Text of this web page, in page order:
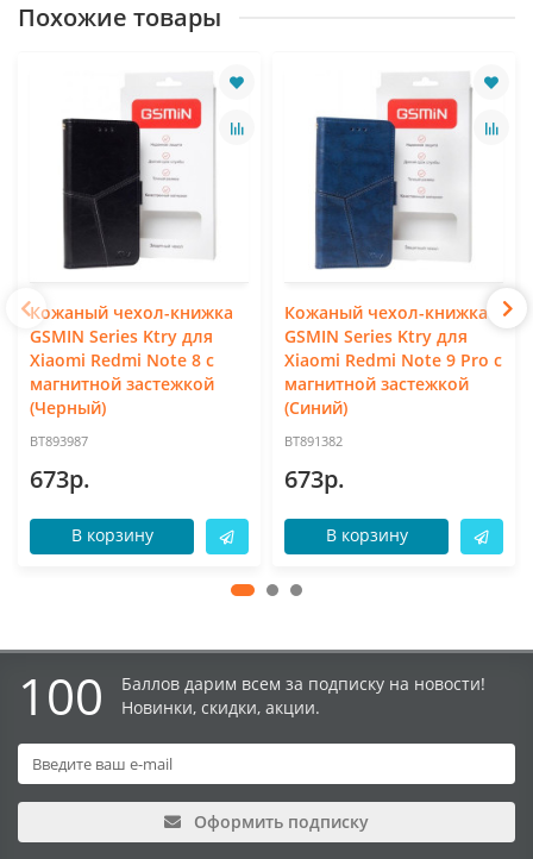
Похожие товары
Кожаный чехол-книжка
GSMIN Series Ktry для
Xiaomi Redmi Note 8 с
магнитной застежкой
(Черный)
BT893987
673р.
В корзину
Кожаный чехол-книжка
GSMIN Series Ktry для
Xiaomi Redmi Note 9 Pro с
магнитной застежкой
(Синий)
BT891382
673р.
В корзину
100
Баллов дарим всем за подписку на новости!
Новинки, скидки, акции.
Оформить подписку